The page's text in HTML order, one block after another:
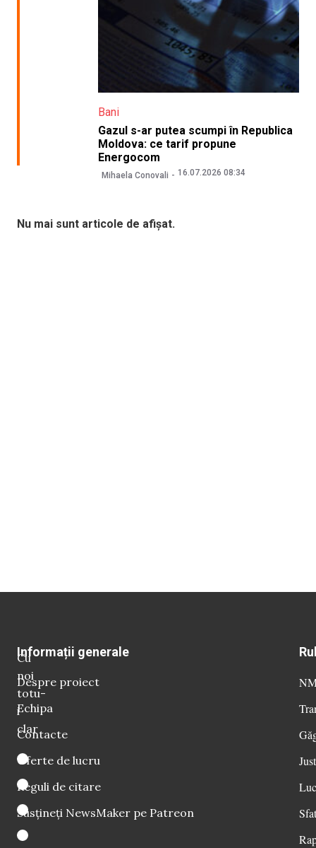
Bani
Gazul s-ar putea scumpi în Republica
Moldova: ce tarif propune
Energocom
Mihaela Conovali 16.07.2026 08:34
Nu mai sunt articole de afișat.
Cu
noi
totu-
i
clar
Informații generale
Despre proiect
Echipa
Contacte
Oferte de lucru
Reguli de citare
Susțineți NewsMaker pe Patreon